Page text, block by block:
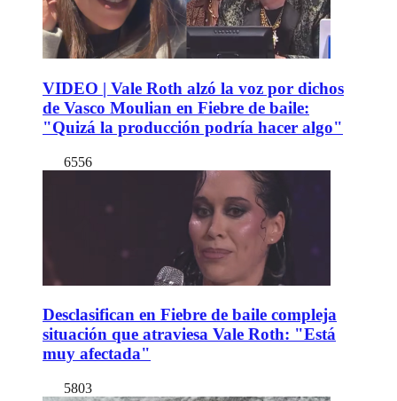
VIDEO | Vale Roth alzó la voz por dichos
de Vasco Moulian en Fiebre de baile:
"Quizá la producción podría hacer algo"
6556
Desclasifican en Fiebre de baile compleja
situación que atraviesa Vale Roth: "Está
muy afectada"
5803